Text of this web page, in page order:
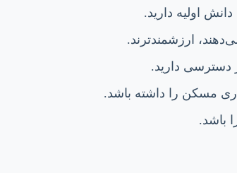
اولیه دارید.
ارزشمندترند.
دسترسی دارید.
مسکن را داشته باشد.
باشد.